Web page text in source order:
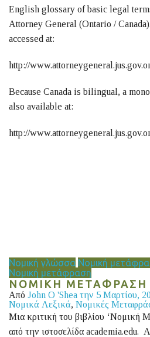
English glossary of basic legal
Attorney General (Ontario /
accessed at:
http://
Because Canada is bilingual, a
also available at:
http://
Νομική γλώσσα Νομική
Νομική μετάφραση
ΝΟΜΙΚΗ ΜΕΤΑΦΡΑΣΗ
Από John O 'Shea την 5 Μαρτίου,
Νομικά Λεξικά, Νομικές
Μια κριτική του βιβλίου ‘Νομική
από την ιστοσελίδα academia.edu.